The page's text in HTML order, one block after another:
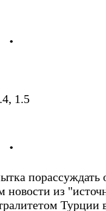
.
1.5
.
порассуждать
новости из
Турции